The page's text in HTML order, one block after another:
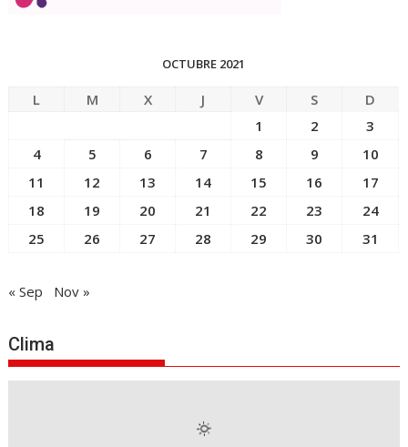
OCTUBRE 2021
L M X J V S
D
1
2
3
4
5 6 7 8 9
10
11
12 13 14 15 16
17
18
19 20 21 22 23
24
25
26 27 28 29 30 31
« Sep Nov »
Clima